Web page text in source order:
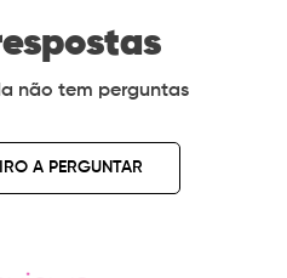
não tem perguntas
A PERGUNTAR